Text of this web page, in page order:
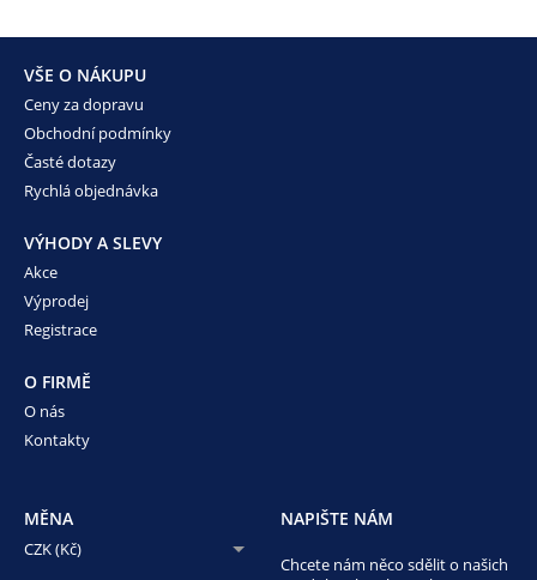
VŠE O NÁKUPU
Ceny za dopravu
Obchodní podmínky
Časté dotazy
Rychlá objednávka
VÝHODY A SLEVY
Akce
Výprodej
Registrace
O FIRMĚ
O nás
Kontakty
MĚNA
CZK (Kč)
NAPIŠTE NÁM
Chcete nám něco sdělit o našich